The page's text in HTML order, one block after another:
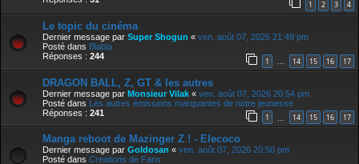
1 2 3 4
Le topic du cinéma
Dernier message par Super Shogun « ven. août 07, 2026 21:49 pm
Posté dans Blabla
Réponses : 244 1 … 14 15 16 17
DRAGON BALL, Z, GT & les autres
Dernier message par Monsieur Vilak « ven. août 07, 2026 20:54 pm
Posté dans Les autres émissions marquantes de notre jeunesse
Réponses : 241 1 14 15 16 17
Manga reboot de Mazinger Z ! - Elecoco
Dernier message par Goldosan « ven. août 07, 2026 20:50 pm
Posté dans Creations de Fans